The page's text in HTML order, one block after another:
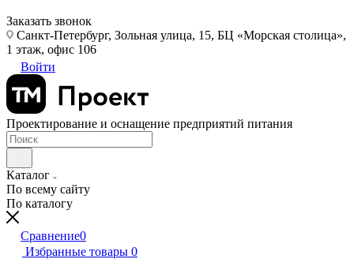
Заказать звонок
Санкт-Петербург, Зольная улица, 15, БЦ «Морская столица»,
1 этаж, офис 106
Войти
Проектирование и оснащение предприятий питания
Каталог
По всему сайту
По каталогу
Сравнение0
Избранные товары 0